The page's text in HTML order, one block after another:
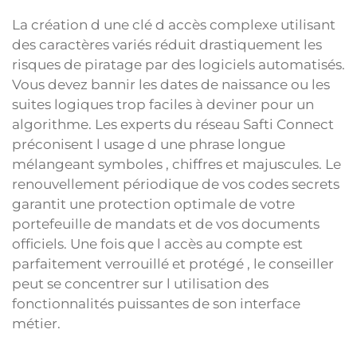
La création d une clé d accès complexe utilisant
des caractères variés réduit drastiquement les
risques de piratage par des logiciels automatisés.
Vous devez bannir les dates de naissance ou les
suites logiques trop faciles à deviner pour un
algorithme. Les experts du réseau Safti Connect
préconisent l usage d une phrase longue
mélangeant symboles , chiffres et majuscules. Le
renouvellement périodique de vos codes secrets
garantit une protection optimale de votre
portefeuille de mandats et de vos documents
officiels. Une fois que l accès au compte est
parfaitement verrouillé et protégé , le conseiller
peut se concentrer sur l utilisation des
fonctionnalités puissantes de son interface
métier.